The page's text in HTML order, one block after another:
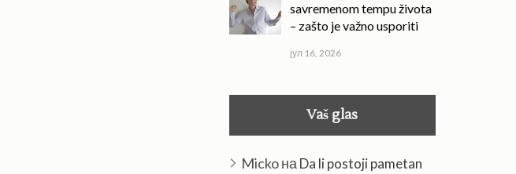
savremenom tempu života
– zašto je važno usporiti
јул 16, 2026
Vaš glas
Mickoна Da li postoji pametan